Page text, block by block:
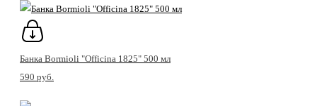
Банка Bormioli "Officina 1825" 500 мл
590 pуб.